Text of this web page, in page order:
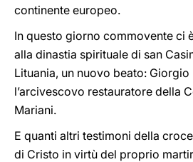
continente europeo.
In questo giorno commovente ci
alla dinastia spirituale di san
Lituania, un nuovo beato: Giorgio
l’arcivescovo restauratore della
Mariani.
E quanti altri testimoni della
di Cristo in virtù del proprio